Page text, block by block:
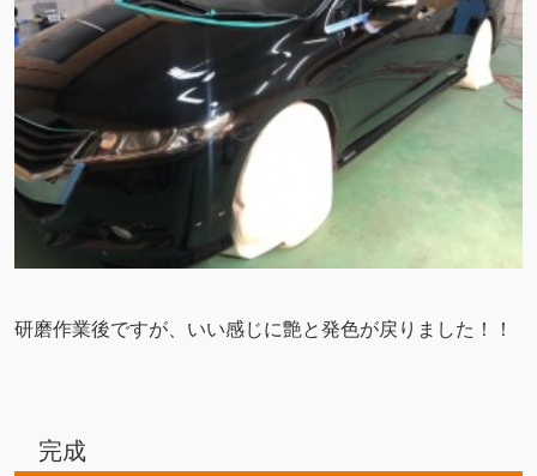
研磨作業後ですが、いい感じに艶と発色が戻りました！！
完成